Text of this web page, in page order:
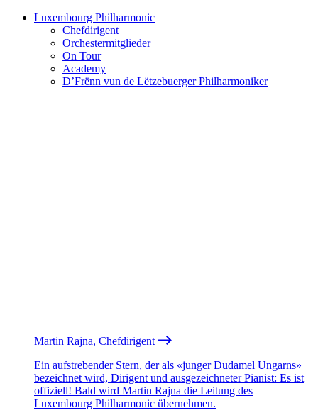
Luxembourg Philharmonic
Chefdirigent
Orchestermitglieder
On Tour
Academy
D’Frënn vun de Lëtzebuerger Philharmoniker
Martin Rajna, Chefdirigent
Ein aufstrebender Stern, der als «junger Dudamel Ungarns»
bezeichnet wird, Dirigent und ausgezeichneter Pianist: Es ist
offiziell! Bald wird Martin Rajna die Leitung des
Luxembourg Philharmonic übernehmen.